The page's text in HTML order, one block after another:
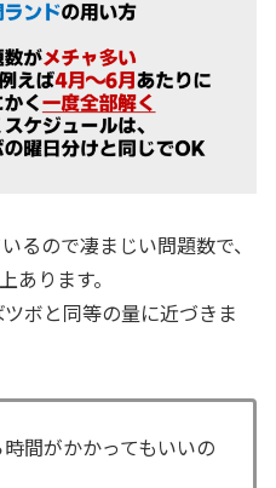
るので凄まじい問題数で、
あります。
ボと同等の量に近づきま
間がかかってもいいの